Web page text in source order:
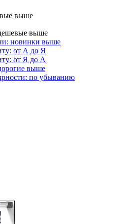
выше
выше
новинки выше
от А до Я
от Я до А
выше
по убыванию